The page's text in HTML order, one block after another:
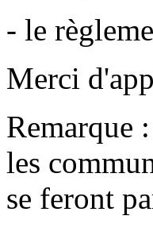
- le
Merci
Remarque
les
se feront